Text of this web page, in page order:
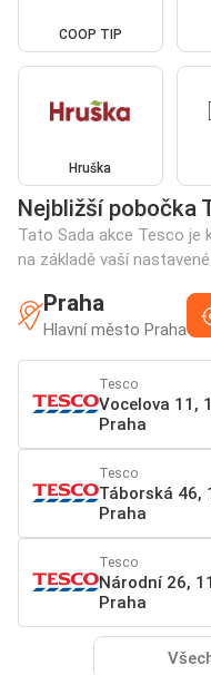
COOP TIP
Hruška
Nejbližší pobočka
Tato Sada akce Tesco je
na základě vaší
Praha
Hlavní město Praha
Tesco
Vocelova 11,
Praha
Tesco
Táborská 46,
Praha
Tesco
Národní 26,
Praha